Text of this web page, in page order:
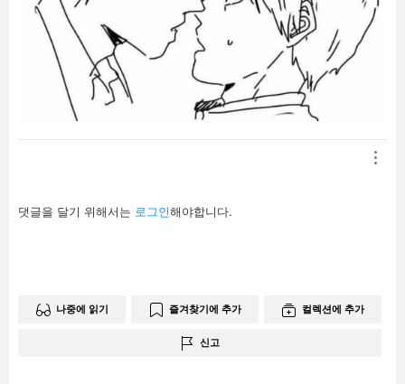
답
글
댓글을 달기 위해서는 로그인해야합니다.
나중에 읽기 즐겨찾기에 추가 컬렉션에 추가
신고